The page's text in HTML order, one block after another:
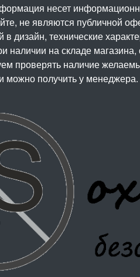
несет
не являются публичной
в дизайн, технические
наличии на складе
проверять наличие
можно получить у менеджера.